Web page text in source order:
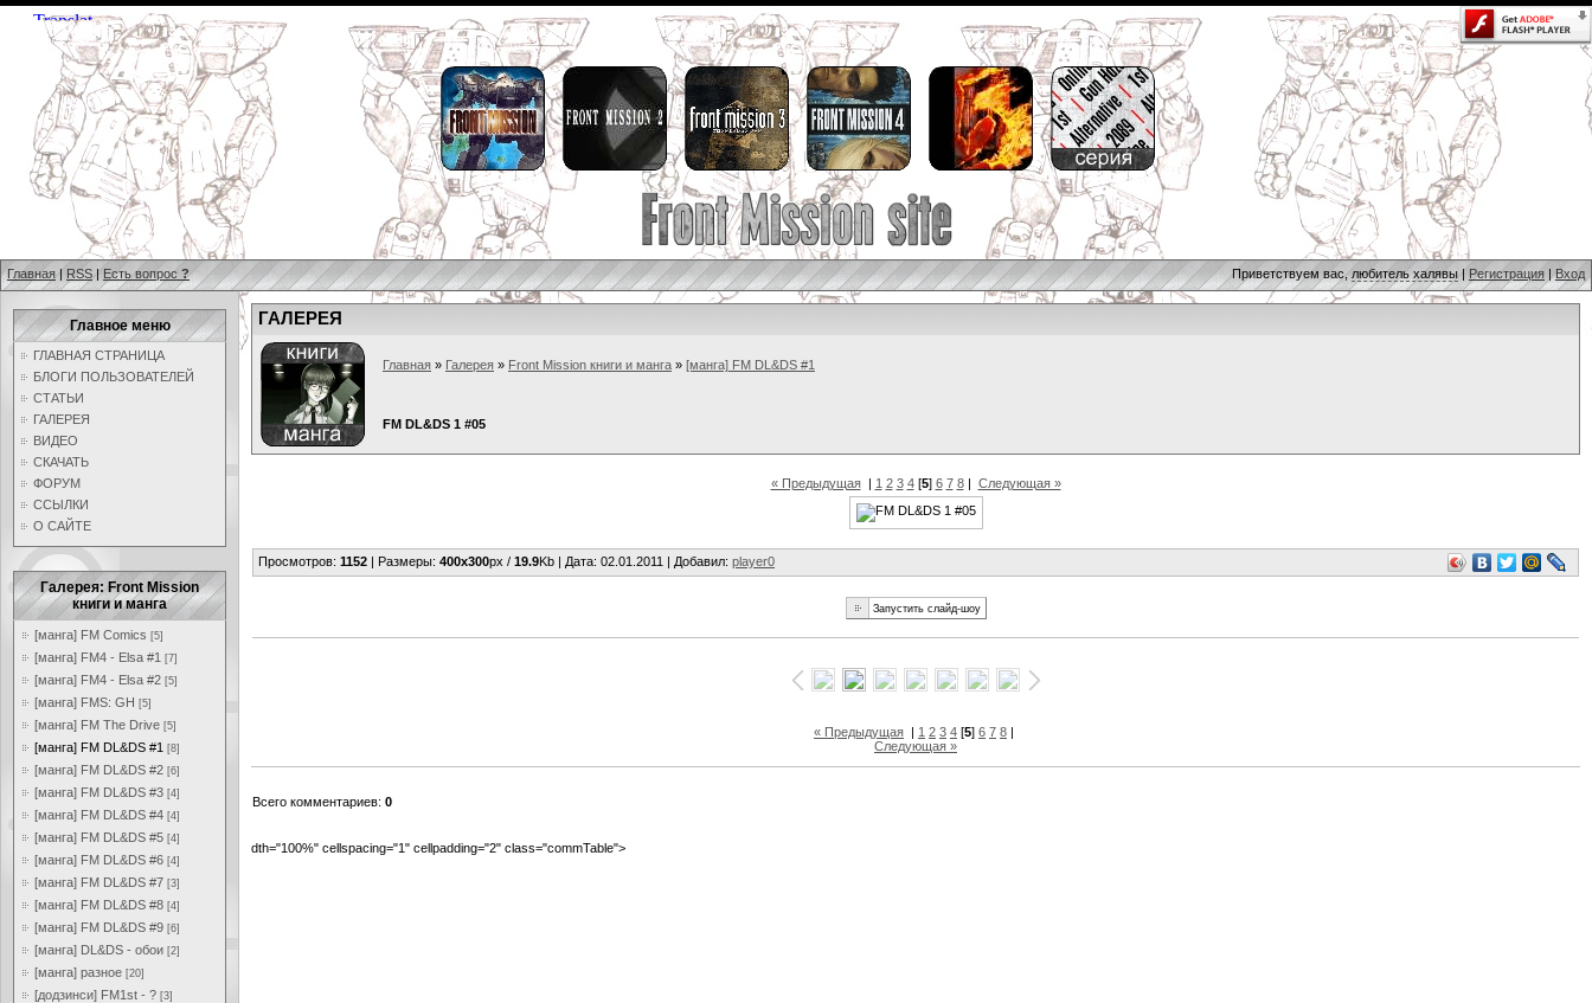
Главная | RSS | Есть вопрос ? Приветствуем вас, любитель халявы | Регистрация |Вход
Главное меню
ГЛАВНАЯ СТРАНИЦА
БЛОГИ ПОЛЬЗОВАТЕЛЕЙ
СТАТЬИ
ГАЛЕРЕЯ
ВИДЕО
СКАЧАТЬ
ФОРУМ
ССЫЛКИ
О САЙТЕ
Галерея: Front Mission
книги и манга
[манга] FM Comics [5]
[манга] FM4 - Elsa #1 [7]
[манга] FM4 - Elsa #2 [5]
[манга] FMS: GH [5]
[манга] FM The Drive [5]
[манга] FM DL&DS #1 [8]
[манга] FM DL&DS #2 [6]
[манга] FM DL&DS #3 [4]
[манга] FM DL&DS #4 [4]
[манга] FM DL&DS #5 [4]
[манга] FM DL&DS #6 [4]
[манга] FM DL&DS #7 [3]
[манга] FM DL&DS #8 [4]
[манга] FM DL&DS #9 [6]
[манга] DL&DS - обои [2]
[манга] разное [20]
[додзинси] FM1st - ? [3]
ГАЛЕРЕЯ
Главная » Галерея » Front Mission книги и манга » [манга] FM DL&DS #1
FM DL&DS 1 #05
« Предыдущая| 1 2 3 4[5] 6 7 8| Следующая »
Просмотров: 1152 | Размеры: 400x300px / 19.9Kb | Дата: 02.01.2011 | Добавил: player0
« Предыдущая | 1 2 3 4 [5] 6 7 8 |
Следующая »
Всего комментариев: 0
dth="100%" cellspacing="1" cellpadding="2" class="commTable">